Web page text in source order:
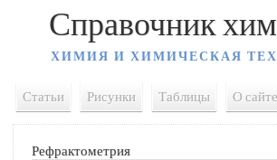
Справочник
ХИМИЯ И ХИМИЧЕСКАЯ
Статьи Рисунки Таблицы О сайте
Рефрактометрия